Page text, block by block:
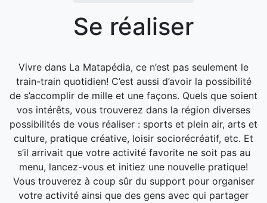
Se réaliser
Vivre dans La Matapédia, ce n’est pas seulement le
train-train quotidien! C’est aussi d’avoir la possibilité
de s’accomplir de mille et une façons. Quels que soient
vos intérêts, vous trouverez dans la région diverses
possibilités de vous réaliser : sports et plein air, arts et
culture, pratique créative, loisir sociorécréatif, etc. Et
s’il arrivait que votre activité favorite ne soit pas au
menu, lancez-vous et initiez une nouvelle pratique!
Vous trouverez à coup sûr du support pour organiser
votre activité ainsi que des gens avec qui partager